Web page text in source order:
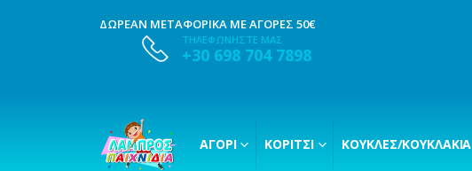
ΔΩΡΕΑΝ ΜΕΤΑΦΟΡΙΚΑ ΜΕ ΑΓΟΡΕΣ 50€
ΤΗΛΕΦΩΝΗΣΤΕ ΜΑΣ
+30 698 704 7898
ΑΓΌΡΙ ΚΟΡΊΤΣΙ ΚΟΎΚΛΕΣ/ΚΟΥΚΛΆΚΙΑ